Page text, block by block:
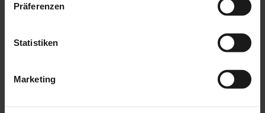
Präferenzen
Statistiken
Marketing
Read more
Read more